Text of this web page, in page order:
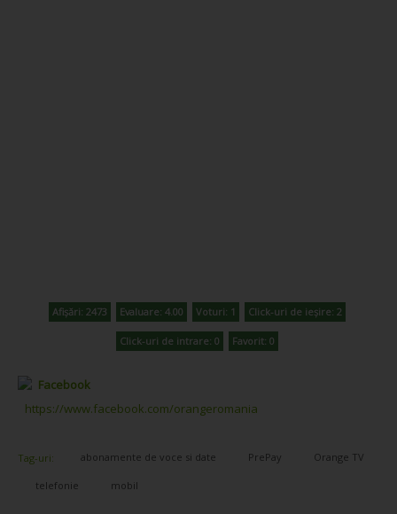
Afișări: 2473 Evaluare: 4.00 Voturi: 1 Click-uri de ieșire: 2
Click-uri de intrare: 0 Favorit: 0
Facebook
https://www.facebook.com/orangeromania
Tag-uri: abonamente de voce si date PrePay Orange TV
telefonie mobil